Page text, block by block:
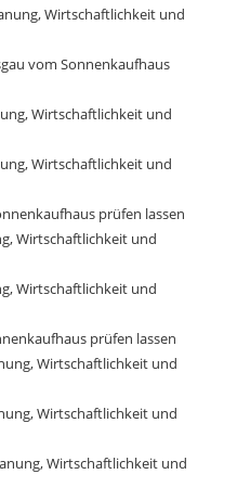
Wirtschaftlichkeit und
vom Sonnenkaufhaus
Wirtschaftlichkeit und
Wirtschaftlichkeit und
prüfen lassen
Wirtschaftlichkeit und
Wirtschaftlichkeit und
prüfen lassen
Wirtschaftlichkeit und
Wirtschaftlichkeit und
Wirtschaftlichkeit und